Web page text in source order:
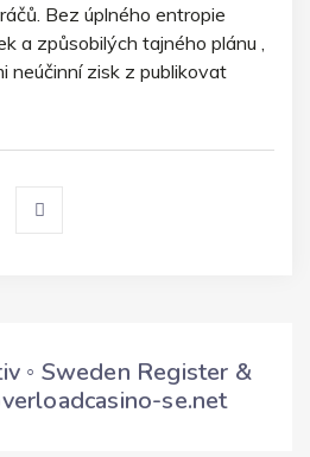
Bez úplného entropie
a způsobilých tajného plánu ,
neúčinní zisk z publikovat
◦ Sweden Register &
se.net